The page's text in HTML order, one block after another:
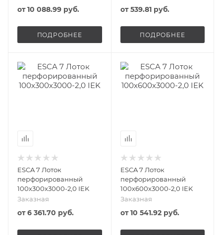
от10 088.99 руб.
ПОДРОБНЕЕ
от539.81 руб.
ПОДРОБНЕЕ
ESCA 7 Лоток
перфорированный
100х300х3000-2,0 IEK
Заказная
от6 361.70 руб.
ESCA 7 Лоток
перфорированный
100х600х3000-2,0 IEK
Заказная
от10 541.92 руб.